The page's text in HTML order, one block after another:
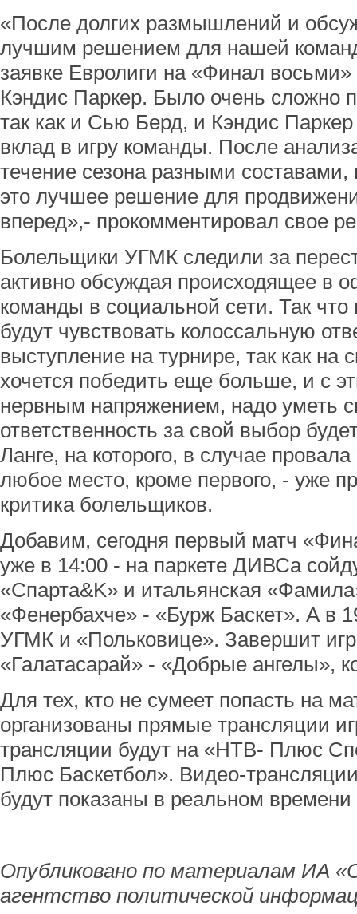
«После долгих размышлений и
лучшим решением для нашей
заявке Евролиги на «Финал
Кэндис Паркер. Было очень сложно
так как и Сью Берд, и Кэндис
вклад в игру команды. После
течение сезона разными
это лучшее решение для
вперед»,- прокомментировал свое
Болельщики УГМК следили за
активно обсуждая происходящее в
команды в социальной сети. Так
будут чувствовать колоссальную
выступление на турнире, так как на
хочется победить еще больше, и с
нервным напряжением, надо уметь
ответственность за свой выбор
Ланге, на которого, в случае
любое место, кроме первого, - уже
критика болельщиков.
Добавим, сегодня первый матч
уже в 14:00 - на паркете ДИВСа
«Спарта&K» и итальянская
«Фенербахче» - «Бурж Баскет». А в
УГМК и «Польковице». Завершит
«Галатасарай» - «Добрые ангелы»,
Для тех, кто не сумеет попасть на
организованы прямые трансляции
трансляции будут на «НТВ- Плюс
Плюс Баскетбол». Видео-
будут показаны в реальном
Опубликовано по материалам ИА
агентство политической